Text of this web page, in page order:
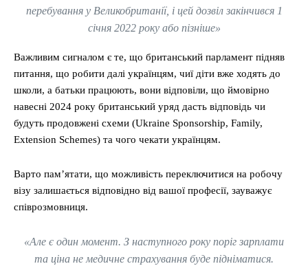
перебування у Великобританії, і цей дозвіл закінчився 1
січня 2022 року або пізніше»
Важливим сигналом є те, що британський парламент підняв
питання, що робити далі українцям, чиї діти вже ходять до
школи, а батьки працюють, вони відповіли, що ймовірно
навесні 2024 року британський уряд дасть відповідь чи
будуть продовжені схеми (Ukraine Sponsorship, Family,
Extension Schemes) та чого чекати українцям.
Варто пам’ятати, що можливість переключитися на робочу
візу залишається відповідно від вашої професії, зауважує
співрозмовниця.
«Але є один момент. З наступного року поріг зарплати
та ціна не медичне страхування буде підніматися.